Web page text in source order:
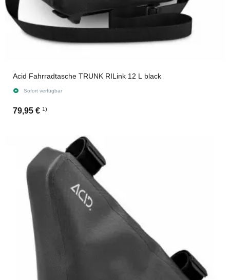
Acid Fahrradtasche TRUNK RILink 12 L black
Sofort verfügbar
79,95 € 1)